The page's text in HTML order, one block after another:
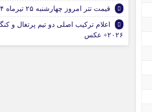
قیمت تتر امروز چهارشنبه ۲۵ تیرماه ۱۴۰۴
اعلام ترکیب اصلی دو تیم پرتغال و
۲۰۲۶+ عکس